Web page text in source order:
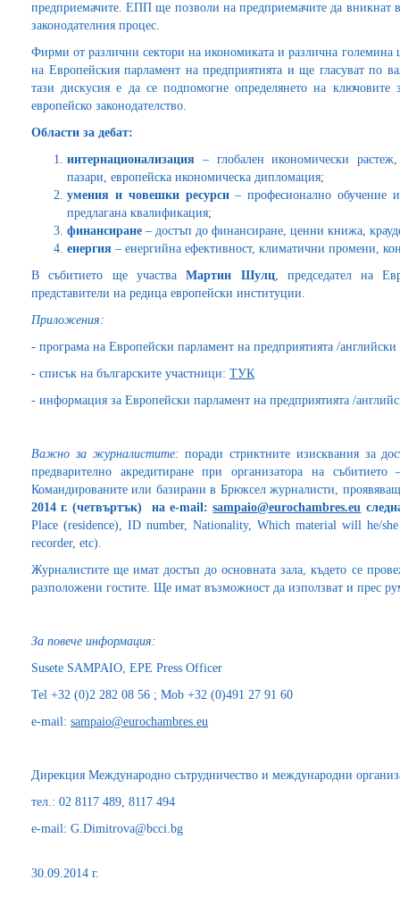
предприемачите. ЕПП ще позволи на предприемачите да вникнат
законодателния процес.
Фирми от различни сектори на икономиката и различна
на Европейския парламент на предприятията и ще гласуват по
тази дискусия е да се подпомогне определянето на
европейско законодателство.
Области за дебат:
интернационализация – глобален икономически
пазари, европейска икономическа дипломация;
умения и човешки ресурси– професионално обучение и
предлагана квалификация;
финансиране – достъп до финансиране, ценни книжа,
енергия – енергийна ефективност, климатични промени,
В събитието ще участваМартин Шулц, председател на
представители на редица европейски институции.
Приложения:
- програма на Европейски парламент на предприятията /
- списък на българските участници: ТУК
- информация за Европейски парламент на предприятията /
Важно за журналистите: поради стриктните изисквания за
предварително акредитиране при организатора на
Командированите или базирани в Брюксел журналисти,
2014 г.(четвъртък) наe-mail:sampaio@eurochambres.eu
Place (residence), ID number, Nationality, Which material will he/
recorder, etc).
Журналистите ще имат достъп до основната зала, където се
разположени гостите. Ще имат възможност да използват и прес
За повече информация:
Susete SAMPAIO, EPE Press Officer
Tel +32 (0)2 282 08 56 ; Mob +32 (0)491 27 91 60
e-mail: sampaio@eurochambres.eu
Дирекция Международно сътрудничество и международни
тел.: 02 8117 489, 8117 494
e-mail: G.Dimitrova@bcci.bg
30.09.2014 г.